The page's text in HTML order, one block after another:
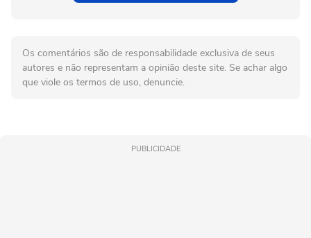
Os comentários são de responsabilidade exclusiva de seus
autores e não representam a opinião deste site. Se achar algo
que viole os termos de uso, denuncie.
PUBLICIDADE